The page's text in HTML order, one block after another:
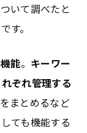
いて調べたと
す。
能。 キーワー
ぞれ管理する
まとめるなど
ても機能する